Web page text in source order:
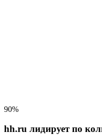
90%
hh.ru лидирует по